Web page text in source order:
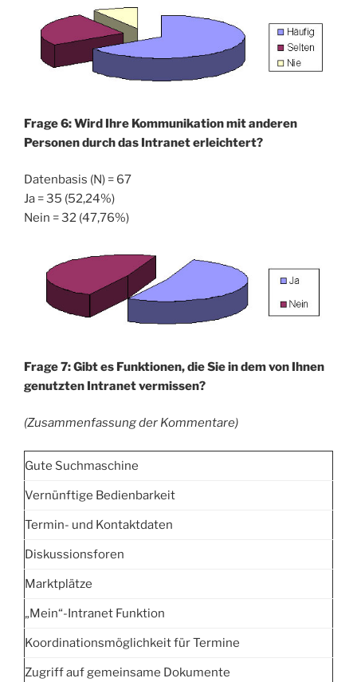
Frage 6: Wird Ihre Kommunikation mit anderen
Personen durch das Intranet erleichtert?
Datenbasis (N) = 67
Ja = 35 (52,24%)
Nein = 32 (47,76%)
Frage 7: Gibt es Funktionen, die Sie in dem von Ihnen
genutzten Intranet vermissen?
(Zusammenfassung der Kommentare)
Gute Suchmaschine
Vernünftige Bedienbarkeit
Termin- und Kontaktdaten
Diskussionsforen
Marktplätze
„Mein“-Intranet Funktion
Koordinationsmöglichkeit für Termine
Zugriff auf gemeinsame Dokumente